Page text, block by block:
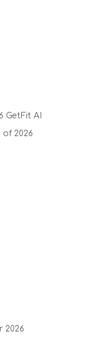
GetFit AI
of 2026
2026